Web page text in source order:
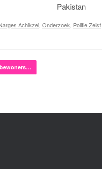
Pakistan
Achikzei, Onderzoek, Politie Zeist